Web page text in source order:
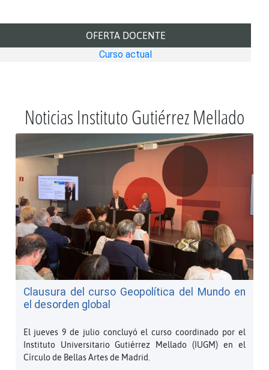
OFERTA DOCENTE
Curso actual
Noticias Instituto Gutiérrez Mellado
Clausura del curso Geopolítica del Mundo en
el desorden global
El jueves 9 de julio concluyó el curso coordinado por el
Instituto Universitario Gutiérrez Mellado (IUGM) en el
Círculo de Bellas Artes de Madrid.